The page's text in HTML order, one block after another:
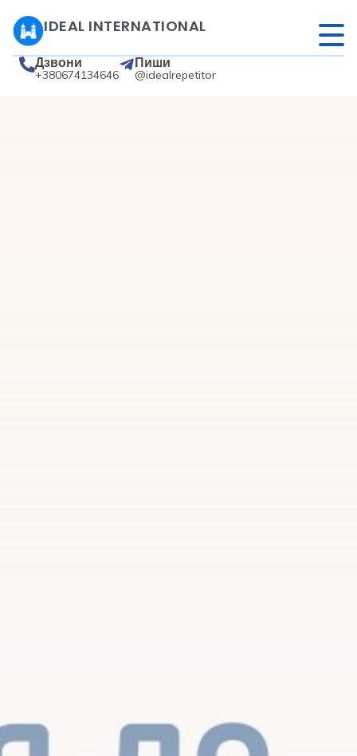
IDEAL INTERNATIONAL
Дзвони
+380674134646
Пиши
@idealrepetitor